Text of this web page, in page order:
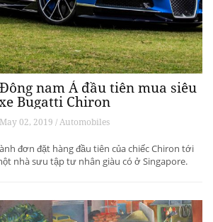
nam Á đầu tiên mua siêu
Bugatti Chiron
May 02, 2019 / Automobiles
đơn đặt hàng đầu tiên của chiếc Chiron tới
nhà sưu tập tư nhân giàu có ở Singapore.